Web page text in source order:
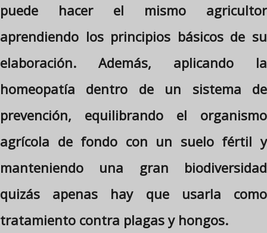
puede hacer el mismo agricultor
aprendiendo los principios básicos de su
elaboración. Además, aplicando la
homeopatía dentro de un sistema de
prevención, equilibrando el organismo
agrícola de fondo con un suelo fértil y
manteniendo una gran biodiversidad
quizás apenas hay que usarla como
tratamiento contra plagas y hongos.